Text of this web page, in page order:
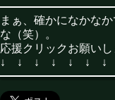
まぁ、確かになかな
な（笑）。
応援クリックお願いし
↓ ↓ ↓ ↓ ↓ ↓ ↓